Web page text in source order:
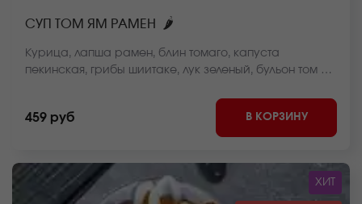
СУП ТОМ ЯМ РАМЕН 🌶
Курица, лапша рамен, блин томаго, капуста
пекинская, грибы шиитаке, лук зеленый, бульон том ям
459 руб В КОРЗИНУ
ХИТ